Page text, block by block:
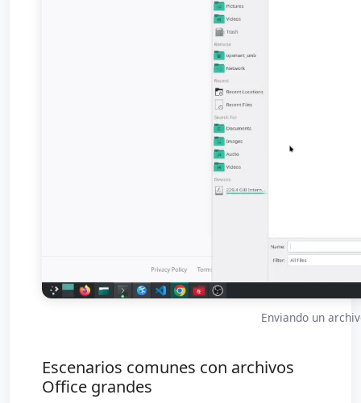
Enviando un
Escenarios comunes con archivos
Office grandes